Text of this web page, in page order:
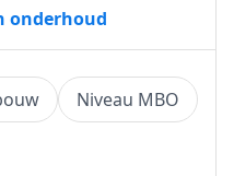
onderhoud
Niveau MBO